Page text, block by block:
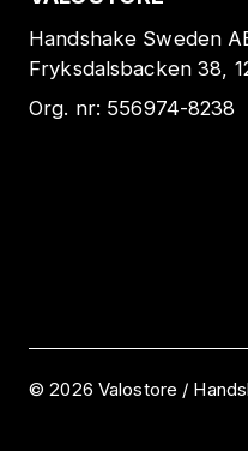
Handshake Sweden
Fryksdalsbacken 38,
Org. nr: 556974-8238
©2026 Valostore /